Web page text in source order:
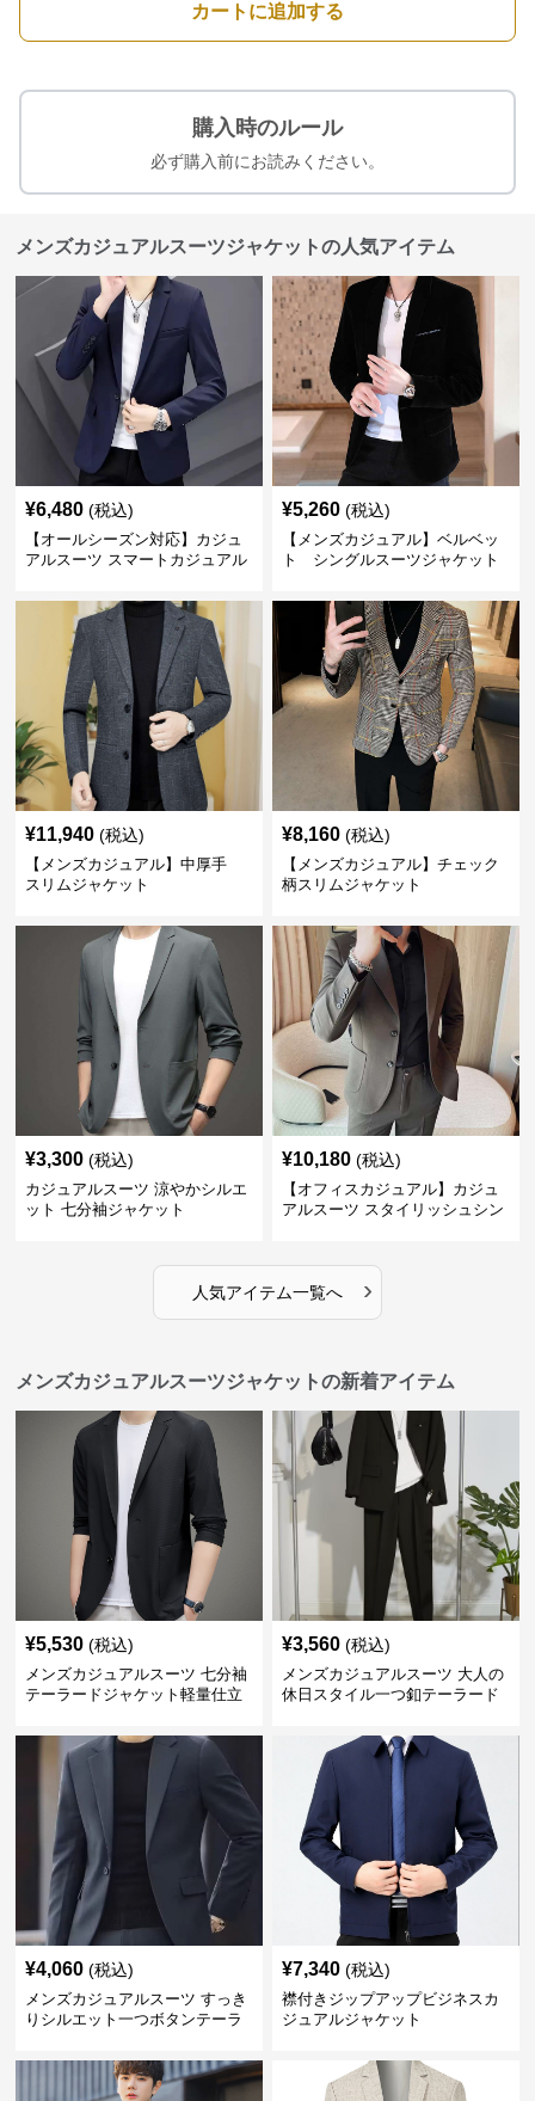
カートに追加する
購入時のルール
必ず購入前にお読みください。
メンズカジュアルスーツジャケットの人気アイテム
¥6,480 (税込)
【オールシーズン対応】カジュ
アルスーツ スマートカジュアル
¥5,260 (税込)
【メンズカジュアル】ベルベッ
ト シングルスーツジャケット
¥11,940 (税込)
【メンズカジュアル】中厚手
スリムジャケット
¥8,160 (税込)
【メンズカジュアル】チェック
柄スリムジャケット
¥3,300 (税込)
カジュアルスーツ 涼やかシルエ
ット 七分袖ジャケット
¥10,180 (税込)
【オフィスカジュアル】カジュ
アルスーツ スタイリッシュシン
人気アイテム一覧へ ›
メンズカジュアルスーツジャケットの新着アイテム
¥5,530 (税込)
メンズカジュアルスーツ 七分袖
テーラードジャケット軽量仕立
¥3,560 (税込)
メンズカジュアルスーツ 大人の
休日スタイル一つ釦テーラード
¥4,060 (税込)
メンズカジュアルスーツ すっき
りシルエット一つボタンテーラ
¥7,340 (税込)
襟付きジップアップビジネスカ
ジュアルジャケット